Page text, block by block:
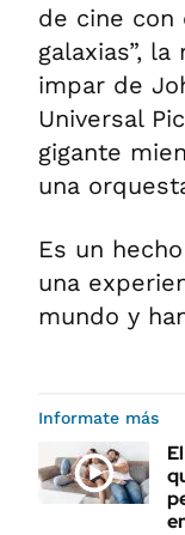
de cine con
galaxias”,
impar de
Universal
gigante
una
Es un
una
mundo y
Informate más